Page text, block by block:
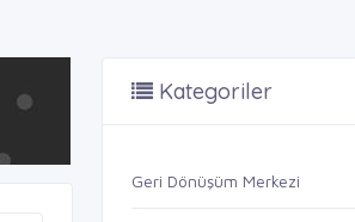
Kategoriler
Geri Dönüşüm Merkezi